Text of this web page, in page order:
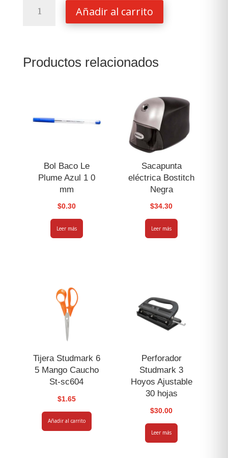
board
Repuesto
Añadir al carrito
Productos relacionados
Bol Baco Le
Plume Azul 1 0
mm
$0.30
Leer más
Sacapunta
eléctrica Bostitch
Negra
$34.30
Leer más
Tijera Studmark 6
5 Mango Caucho
St-sc604
$1.65
Añadir al carrito
Perforador
Studmark 3
Hoyos Ajustable
30 hojas
$30.00
Leer más